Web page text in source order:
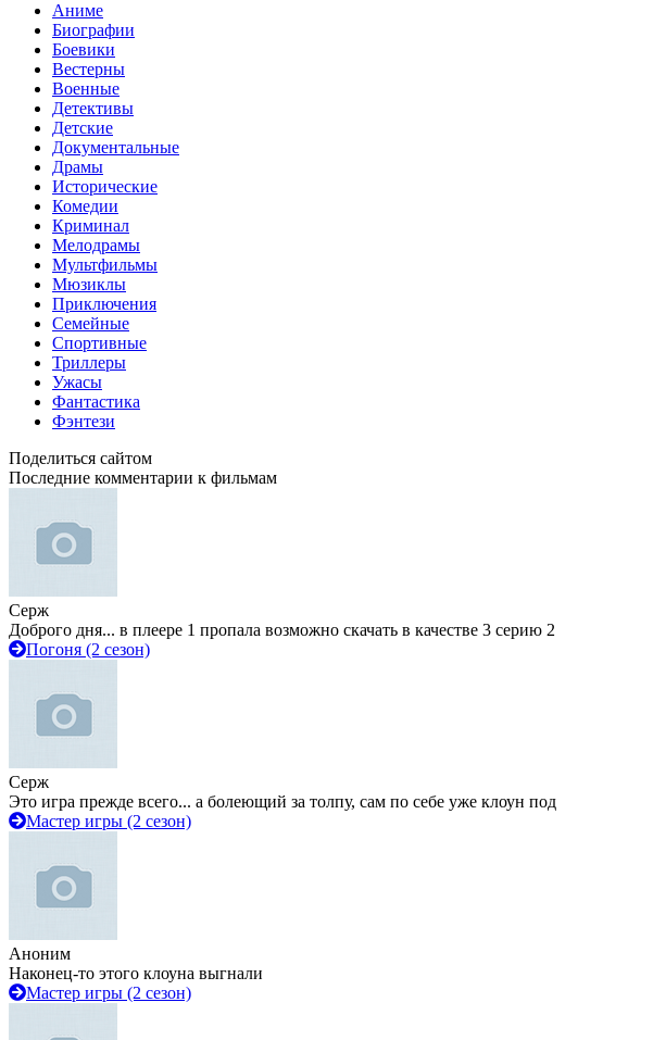
Аниме
Биографии
Боевики
Вестерны
Военные
Детективы
Детские
Документальные
Драмы
Исторические
Комедии
Криминал
Мелодрамы
Мультфильмы
Мюзиклы
Приключения
Семейные
Спортивные
Триллеры
Ужасы
Фантастика
Фэнтези
Поделиться сайтом
Последние комментарии к фильмам
Серж
Доброго дня... в плеере 1 пропала возможно скачать в качестве 3 серию 2
Погоня (2 сезон)
Серж
Это игра прежде всего... а болеющий за толпу, сам по себе уже клоун под
Мастер игры (2 сезон)
Аноним
Наконец-то этого клоуна выгнали
Мастер игры (2 сезон)